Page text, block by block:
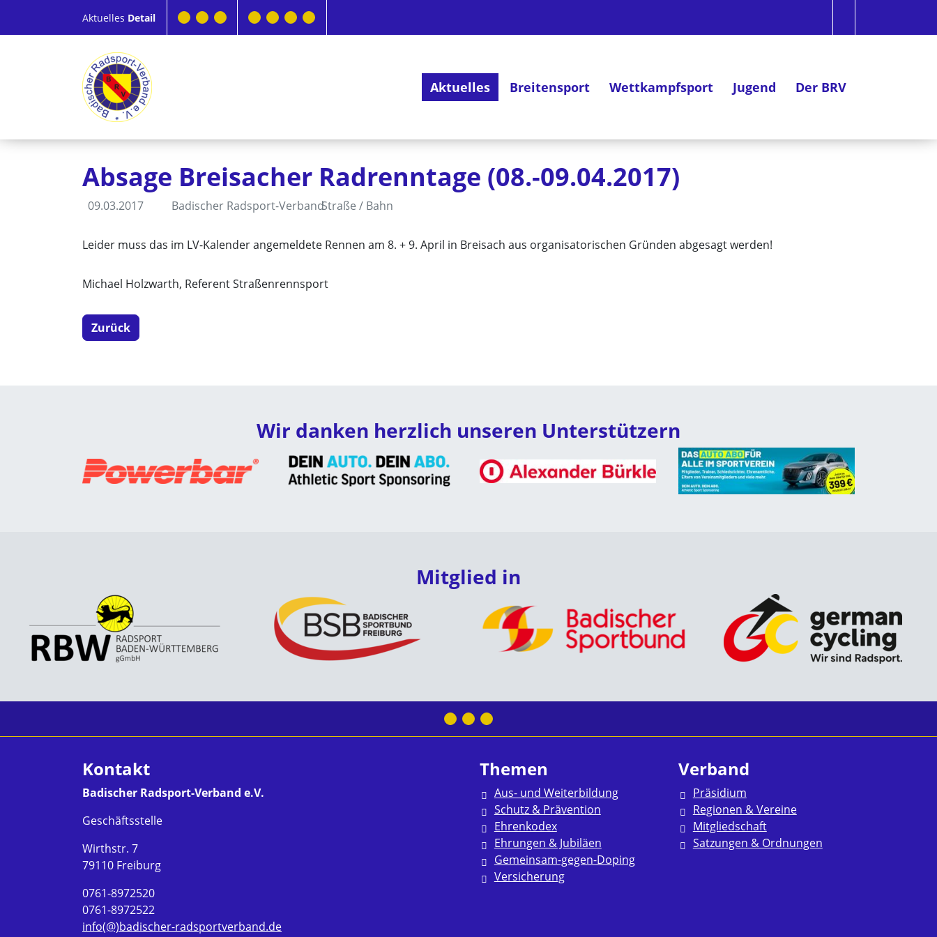
Aktuelles Detail
Aktuelles Breitensport Wettkampfsport Jugend Der BRV
Absage Breisacher Radrenntage (08.-09.04.2017)
09.03.2017 Badischer Radsport-VerbandStraße / Bahn
Leider muss das im LV-Kalender angemeldete Rennen am 8. + 9. April in Breisach aus organisatorischen Gründen abgesagt werden!
Michael Holzwarth, Referent Straßenrennsport
Zurück
Wir danken herzlich unseren Unterstützern
Mitglied in
Kontakt
Badischer Radsport-Verband e.V.
Geschäftsstelle
Wirthstr. 7
79110 Freiburg
0761-8972520
0761-8972522
info(@)badischer-radsportverband.de
Themen
Aus- und Weiterbildung
Schutz & Prävention
Ehrenkodex
Ehrungen & Jubiläen
Gemeinsam-gegen-Doping
Versicherung
Verband
Präsidium
Regionen & Vereine
Mitgliedschaft
Satzungen & Ordnungen